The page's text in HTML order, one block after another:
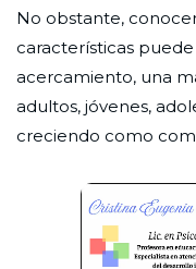
No obstante,
características
acercamiento, una
adultos, jóvenes,
creciendo como